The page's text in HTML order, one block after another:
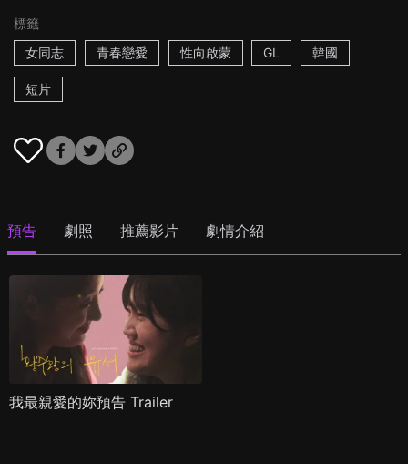
標籤
女同志
青春戀愛 性向啟蒙 GL 韓國
短片
預告 劇照 推薦影片 劇情介紹
我最親愛的妳預告 Trailer